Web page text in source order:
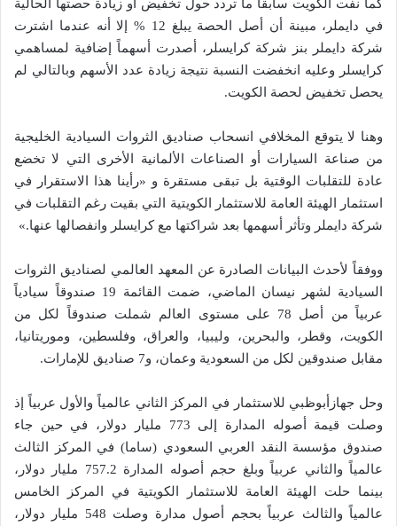
كما نفت الكويت سابقاً ما تردد حول تخفيض أو زيادة حصتها الحالية
في دايملر، مبينة أن أصل الحصة يبلغ 12 % إلا أنه عندما اشترت
شركة دايملر بنز شركة كرايسلر، أصدرت أسهماً إضافية لمساهمي
كرايسلر وعليه انخفضت النسبة نتيجة زيادة عدد الأسهم وبالتالي لم
يحصل تخفيض لحصة الكويت.
وهنا لا يتوقع المخلافي انسحاب صناديق الثروات السيادية الخليجية
من صناعة السيارات أو الصناعات الألمانية الأخرى التي لا تخضع
عادة للتقلبات الوقتية بل تبقى مستقرة و «رأينا هذا الاستقرار في
استثمار الهيئة العامة للاستثمار الكويتية التي بقيت رغم التقلبات في
شركة دايملر وتأثر أسهمها بعد شراكتها مع كرايسلر وانفصالها عنها.»
ووفقاً لأحدث البيانات الصادرة عن المعهد العالمي لصناديق الثروات
السيادية لشهر نيسان الماضي، ضمت القائمة 19 صندوقاً سيادياً
عربياً من أصل 78 على مستوى العالم شملت صندوقاً لكل من
الكويت، وقطر، والبحرين، وليبيا، والعراق، وفلسطين، وموريتانيا،
مقابل صندوقين لكل من السعودية وعمان، و7 صناديق للإمارات.
وحل جهازأبوظبي للاستثمار في المركز الثاني عالمياً والأول عربياً إذ
وصلت قيمة أصوله المدارة إلى 773 مليار دولار، في حين جاء
صندوق مؤسسة النقد العربي السعودي (ساما) في المركز الثالث
عالمياً والثاني عربياً وبلغ حجم أصوله المدارة 757.2 مليار دولار،
بينما حلت الهيئة العامة للاستثمار الكويتية في المركز الخامس
عالمياً والثالث عربياً بحجم أصول مدارة وصلت 548 مليار دولار،